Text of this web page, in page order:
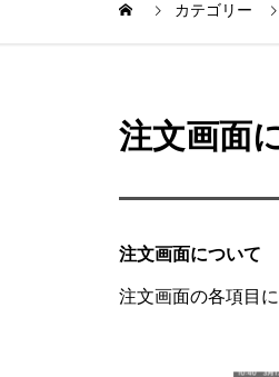
カテゴリー
注文画面
注文画面について
注文画面の各項目